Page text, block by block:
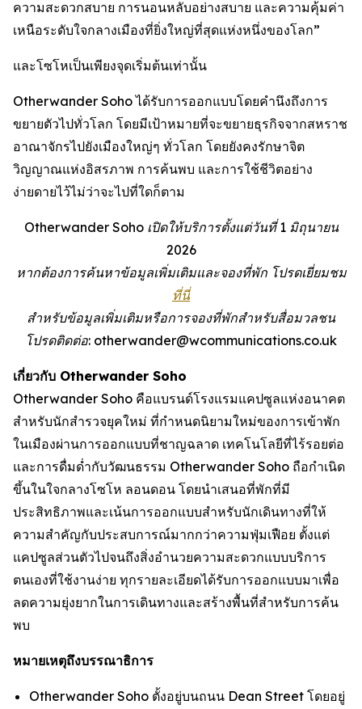
ความสะดวกสบาย การนอนหลับอย่างสบาย และความคุ้มค่า
เหนือระดับใจกลางเมืองที่ยิ่งใหญ่ที่สุดแห่งหนึ่งของโลก”
และโซโหเป็นเพียงจุดเริ่มต้นเท่านั้น
Otherwander Soho ได้รับการออกแบบโดยคำนึงถึงการ
ขยายตัวไปทั่วโลก โดยมีเป้าหมายที่จะขยายธุรกิจจากสหราช
อาณาจักรไปยังเมืองใหญ่ๆ ทั่วโลก โดยยังคงรักษาจิต
วิญญาณแห่งอิสรภาพ การค้นพบ และการใช้ชีวิตอย่าง
ง่ายดายไว้ไม่ว่าจะไปที่ใดก็ตาม
Otherwander Soho เปิดให้บริการตั้งแต่วันที่ 1 มิถุนายน
2026
หากต้องการค้นหาข้อมูลเพิ่มเติมและจองที่พัก โปรดเยี่ยมชม
ที่นี่
สำหรับข้อมูลเพิ่มเติมหรือการจองที่พักสำหรับสื่อมวลชน
โปรดติดต่อ: otherwander@wcommunications.co.uk
เกี่ยวกับ Otherwander Soho
Otherwander Soho คือแบรนด์โรงแรมแคปซูลแห่งอนาคต
สำหรับนักสำรวจยุคใหม่ ที่กำหนดนิยามใหม่ของการเข้าพัก
ในเมืองผ่านการออกแบบที่ชาญฉลาด เทคโนโลยีที่ไร้รอยต่อ
และการดื่มด่ำกับวัฒนธรรม Otherwander Soho ถือกำเนิด
ขึ้นในใจกลางโซโห ลอนดอน โดยนำเสนอที่พักที่มี
ประสิทธิภาพและเน้นการออกแบบสำหรับนักเดินทางที่ให้
ความสำคัญกับประสบการณ์มากกว่าความฟุ่มเฟือย ตั้งแต่
แคปซูลส่วนตัวไปจนถึงสิ่งอำนวยความสะดวกแบบบริการ
ตนเองที่ใช้งานง่าย ทุกรายละเอียดได้รับการออกแบบมาเพื่อ
ลดความยุ่งยากในการเดินทางและสร้างพื้นที่สำหรับการค้น
พบ
หมายเหตุถึงบรรณาธิการ
Otherwander Soho ตั้งอยู่บนถนน Dean Street โดยอยู่